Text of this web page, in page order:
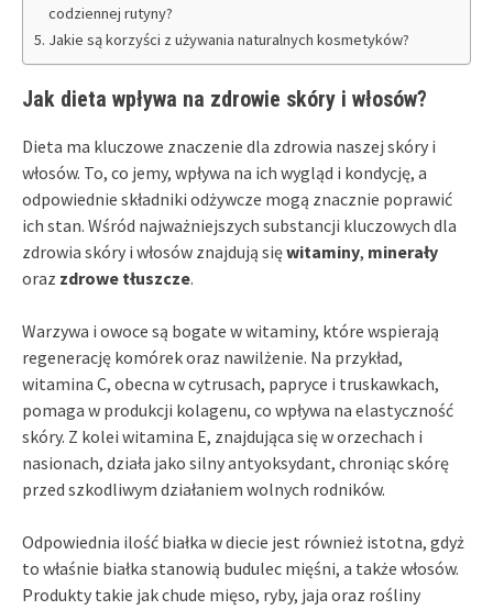
codziennej rutyny?
Jakie są korzyści z używania naturalnych kosmetyków?
Jak dieta wpływa na zdrowie skóry i włosów?
Dieta ma kluczowe znaczenie dla zdrowia naszej skóry i
włosów. To, co jemy, wpływa na ich wygląd i kondycję, a
odpowiednie składniki odżywcze mogą znacznie poprawić
ich stan. Wśród najważniejszych substancji kluczowych dla
zdrowia skóry i włosów znajdują sięwitaminy, minerały
oraz zdrowe tłuszcze.
Warzywa i owoce są bogate w witaminy, które wspierają
regenerację komórek oraz nawilżenie. Na przykład,
witamina C, obecna w cytrusach, papryce i truskawkach,
pomaga w produkcji kolagenu, co wpływa na elastyczność
skóry. Z kolei witamina E, znajdująca się w orzechach i
nasionach, działa jako silny antyoksydant, chroniąc skórę
przed szkodliwym działaniem wolnych rodników.
Odpowiednia ilość białka w diecie jest również istotna, gdyż
to właśnie białka stanowią budulec mięśni, a także włosów.
Produkty takie jak chude mięso, ryby, jaja oraz rośliny